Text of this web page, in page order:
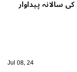
سالانہ پیداوار
Jul 08, 24